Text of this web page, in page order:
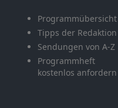
Programmübersicht
Tipps der Redaktion
Sendungen von A-Z
Programmheft
kostenlos anfordern